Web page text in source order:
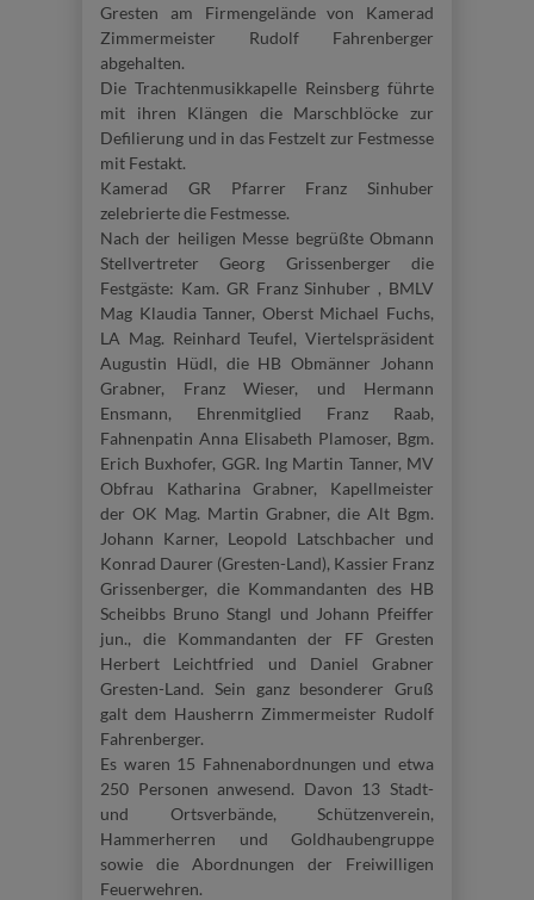
Gresten am Firmengelände von Kamerad
Zimmermeister Rudolf Fahrenberger
abgehalten.
Die Trachtenmusikkapelle Reinsberg führte
mit ihren Klängen die Marschblöcke zur
Defilierung und in das Festzelt zur Festmesse
mit Festakt.
Kamerad GR Pfarrer Franz Sinhuber
zelebrierte die Festmesse.
Nach der heiligen Messe begrüßte Obmann
Stellvertreter Georg Grissenberger die
Festgäste: Kam. GR Franz Sinhuber , BMLV
Mag Klaudia Tanner, Oberst Michael Fuchs,
LA Mag. Reinhard Teufel, Viertelspräsident
Augustin Hüdl, die HB Obmänner Johann
Grabner, Franz Wieser, und Hermann
Ensmann, Ehrenmitglied Franz Raab,
Fahnenpatin Anna Elisabeth Plamoser, Bgm.
Erich Buxhofer, GGR. Ing Martin Tanner, MV
Obfrau Katharina Grabner, Kapellmeister
der OK Mag. Martin Grabner, die Alt Bgm.
Johann Karner, Leopold Latschbacher und
Konrad Daurer (Gresten-Land), Kassier Franz
Grissenberger, die Kommandanten des HB
Scheibbs Bruno Stangl und Johann Pfeiffer
jun., die Kommandanten der FF Gresten
Herbert Leichtfried und Daniel Grabner
Gresten-Land. Sein ganz besonderer Gruß
galt dem Hausherrn Zimmermeister Rudolf
Fahrenberger.
Es waren 15 Fahnenabordnungen und etwa
250 Personen anwesend. Davon 13 Stadt-
und Ortsverbände, Schützenverein,
Hammerherren und Goldhaubengruppe
sowie die Abordnungen der Freiwilligen
Feuerwehren.